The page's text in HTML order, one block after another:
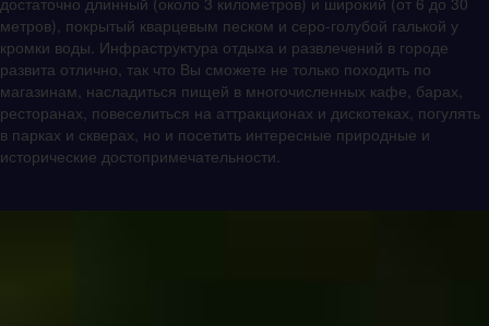
метров), покрытый кварцевым песком и серо-голубой галькой у
кромки воды. Инфраструктура отдыха и развлечений в городе
развита отлично, так что Вы сможете не только походить по
магазинам, насладиться пищей в многочисленных кафе, барах,
ресторанах, повеселиться на аттракционах и дискотеках, погулять
в парках и скверах, но и посетить интересные природные и
исторические достопримечательности.